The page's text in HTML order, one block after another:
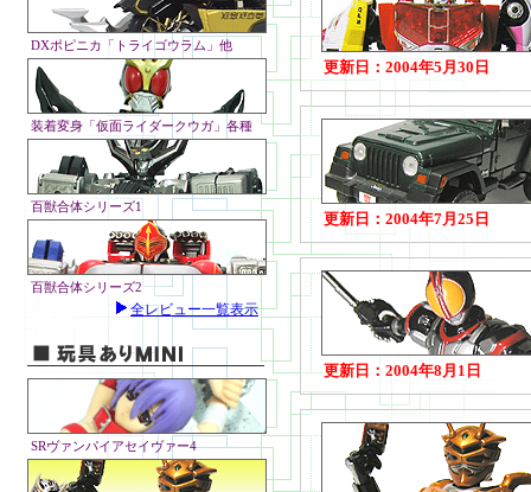
DXポピニカ「トライゴウラム」他
装着変身「仮面ライダークウガ」各種
百獣合体シリーズ1
百獣合体シリーズ2
全レビュー一覧表示
SRヴァンパイアセイヴァー4
更新日：2004年5月30日
更新日：2004年7月25日
更新日：2004年8月1日